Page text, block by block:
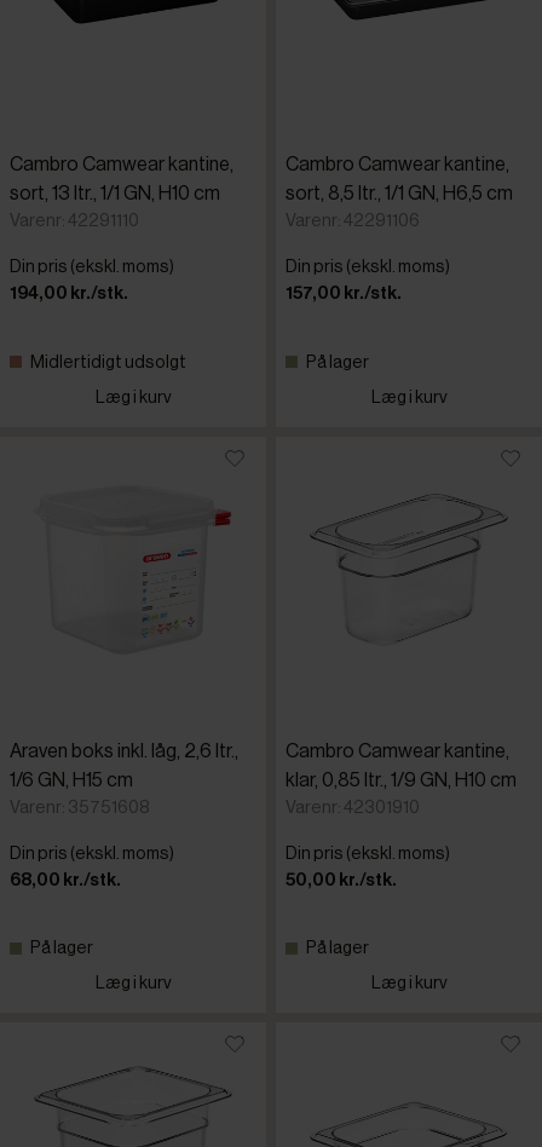
Cambro Camwear kantine,
sort, 13 ltr., 1/1 GN, H10 cm
Varenr: 42291110
Din pris (ekskl. moms)
194,00 kr./stk.
Midlertidigt udsolgt
Læg i kurv
Cambro Camwear kantine,
sort, 8,5 ltr., 1/1 GN, H6,5 cm
Varenr: 42291106
Din pris (ekskl. moms)
157,00 kr./stk.
På lager
Læg i kurv
Araven boks inkl. låg, 2,6 ltr.,
1/6 GN, H15 cm
Varenr: 35751608
Din pris (ekskl. moms)
68,00 kr./stk.
På lager
Læg i kurv
Cambro Camwear kantine,
klar, 0,85 ltr., 1/9 GN, H10 cm
Varenr: 42301910
Din pris (ekskl. moms)
50,00 kr./stk.
På lager
Læg i kurv